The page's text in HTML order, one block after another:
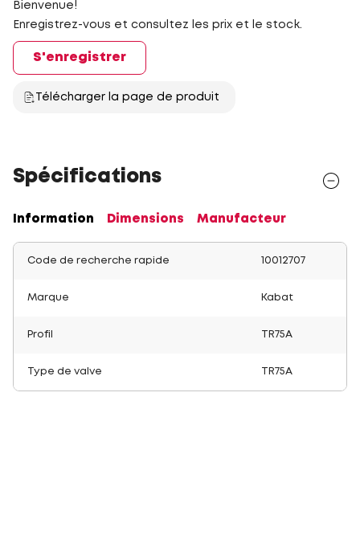
Bienvenue!
Enregistrez-vous et consultez les prix et le stock.
S'enregistrer
Télécharger la page de produit
Spécifications
Information Dimensions Manufacteur
Code de recherche rapide 10012707
Marque Kabat
Profil TR75A
Type de valve TR75A